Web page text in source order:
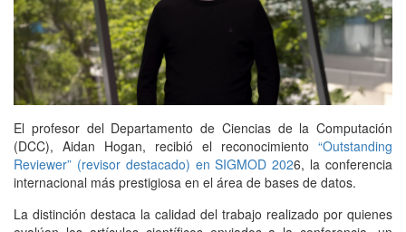
El profesor del Departamento de Ciencias de la Computación
(DCC), Aidan Hogan, recibió el reconocimiento “Outstanding
Reviewer” (revisor destacado) en SIGMOD 2026, la conferencia
internacional más prestigiosa en el área de bases de datos.
La distinción destaca la calidad del trabajo realizado por quienes